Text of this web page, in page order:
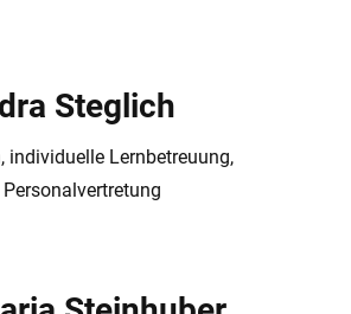
Steglich
individuelle Lernbetreuung,